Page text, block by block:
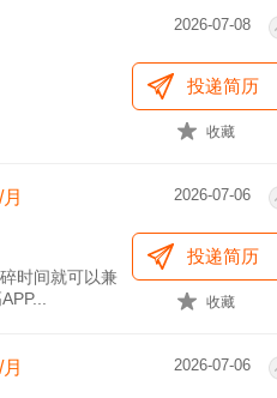
2026-07-08
投递简历
收藏
2026-07-06
时间就可以兼
投递简历
收藏
2026-07-06